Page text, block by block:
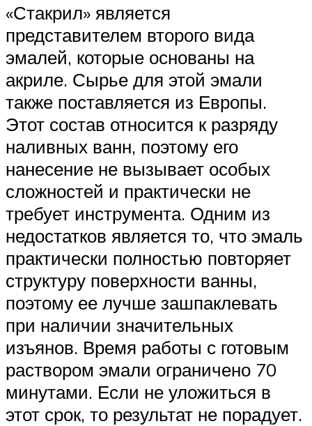
«Стакрил» является
представителем второго вида
эмалей, которые основаны на
акриле. Сырье для этой эмали
также поставляется из Европы.
Этот состав относится к разряду
наливных ванн, поэтому его
нанесение не вызывает особых
сложностей и практически не
требует инструмента. Одним из
недостатков является то, что эмаль
практически полностью повторяет
структуру поверхности ванны,
поэтому ее лучше зашпаклевать
при наличии значительных
изъянов. Время работы с готовым
раствором эмали ограничено 70
минутами. Если не уложиться в
этот срок, то результат не порадует.